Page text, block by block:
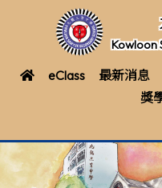
Kowloon
eClass 最新消息
獎